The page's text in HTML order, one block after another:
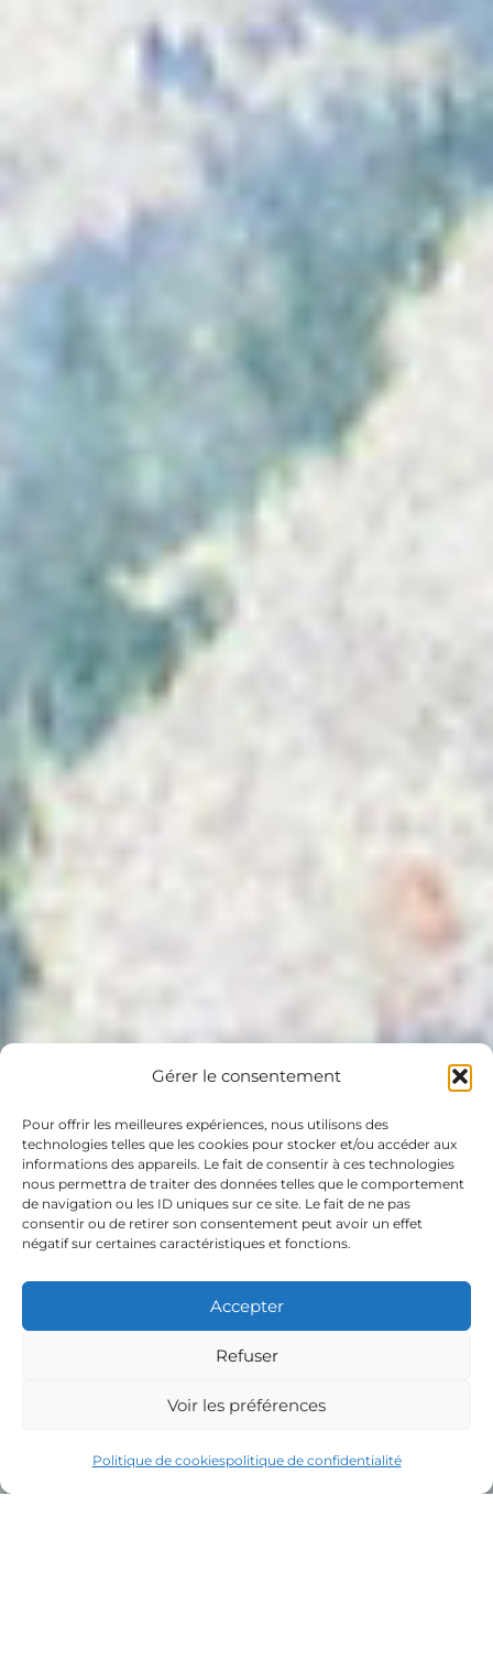
Gérer le consentement
Pour offrir les meilleures expériences, nous utilisons des
technologies telles que les cookies pour stocker et/ou accéder aux
informations des appareils. Le fait de consentir à ces technologies
nous permettra de traiter des données telles que le comportement
de navigation ou les ID uniques sur ce site. Le fait de ne pas
consentir ou de retirer son consentement peut avoir un effet
négatif sur certaines caractéristiques et fonctions.
Accepter
Refuser
Voir les préférences
Politique de cookiespolitique de confidentialité